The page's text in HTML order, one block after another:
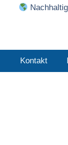
Kontakt